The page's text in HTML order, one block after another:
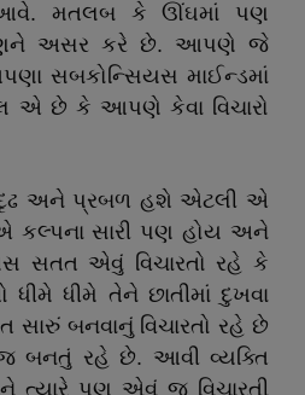
મતલબ કે ઊંઘમાં પણ
અસર કરે છે. આપણે જે
સબકોન્સિયસ માઈન્ડમાં
એ છે કે આપણે કેવા વિચારો
દૃઢ અને પ્રબળ હશે એટલી એ
કલ્પના સારી પણ હોય અને
સતત એવું વિચારતો રહે કે
ધીમે ધીમે તેને છાતીમાં દુખવા
બનવાનું વિચારતો રહે છે
જ બનતું રહે છે. આવી વ્યક્તિ
ત્યારે પણ એવું જ વિચારતી